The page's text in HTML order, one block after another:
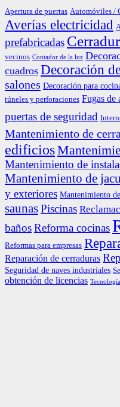
Apertura de puertas Automóviles /
Averías electricidad
prefabricadas
vecinos Contador de la luz
cuadros Decoración
salones Decoración para
túneles y perforaciones Fugas de
puertas de seguridad
Mantenimiento de
edificios
Mantenimiento de
Mantenimiento de
y exteriores Mantenimiento
saunasPiscinas
bañosReforma cocinas
Reformas para empresas
Reparación de cerraduras
Seguridad de naves industriales
obtención de licencias Tecnología